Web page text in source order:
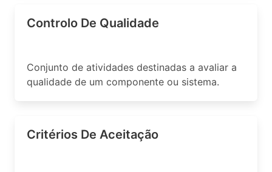
Controlo De Qualidade
Conjunto de atividades destinadas a avaliar a
qualidade de um componente ou sistema.
Critérios De Aceitação